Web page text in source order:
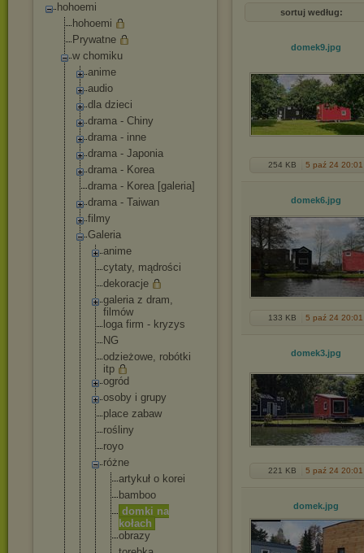
hohoemi
hohoemi
Prywatne
w chomiku
anime
audio
dla dzieci
drama - Chiny
drama - inne
drama - Japonia
drama - Korea
drama - Korea [galeria]
drama - Taiwan
filmy
Galeria
anime
cytaty, mądrości
dekoracje
galeria z dram,
filmów
loga firm - kryzys
NG
odzieżowe, robótki
itp
ogród
osoby i grupy
place zabaw
rośliny
royo
różne
artykuł o korei
bamboo
domki na
kołach
obrazy
sortuj według:
domek9.jpg
254 KB 5 paź 24 20:01
domek6.jpg
133 KB 5 paź 24 20:01
domek3.jpg
221 KB 5 paź 24 20:01
domek.jpg